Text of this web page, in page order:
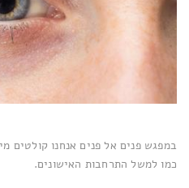
במפגש פנים אל פנים אנחנו קולטים
כמו למשל התרחבות האישונים.